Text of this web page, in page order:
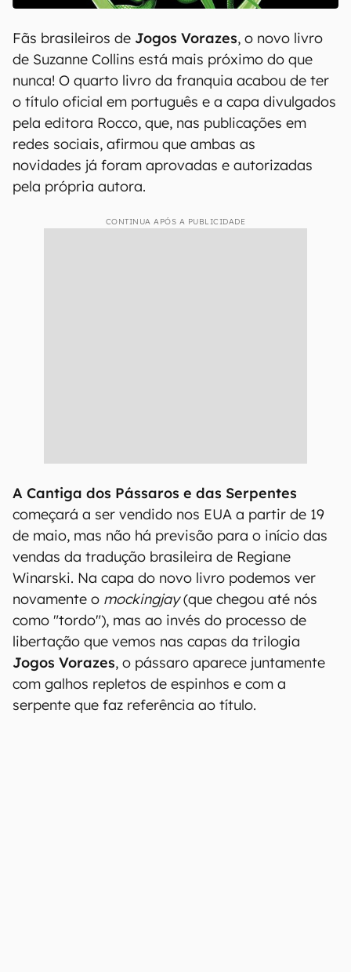
Fãs brasileiros de Jogos Vorazes, o novo livro
de Suzanne Collins está mais próximo do que
nunca! O quarto livro da franquia acabou de ter
o título oficial em português e a capa divulgados
pela editora Rocco, que, nas publicações em
redes sociais, afirmou que ambas as
novidades já foram aprovadas e autorizadas
pela própria autora.
CONTINUA APÓS A PUBLICIDADE
A Cantiga dos Pássaros e das Serpentes
começará a ser vendido nos EUA a partir de 19
de maio, mas não há previsão para o início das
vendas da tradução brasileira de Regiane
Winarski. Na capa do novo livro podemos ver
novamente o mockingjay(que chegou até nós
como "tordo"), mas ao invés do processo de
libertação que vemos nas capas da trilogia
Jogos Vorazes, o pássaro aparece juntamente
com galhos repletos de espinhos e com a
serpente que faz referência ao título.